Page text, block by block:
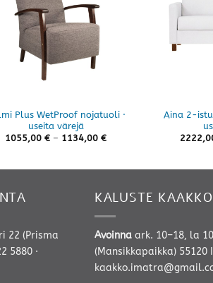
Plus WetProof nojatuoli ·
useita värejä
1055,00 € – 1134,00 €Hintaluokka:
Aina 2-
22 (Prisma
5880 ·
KALUSTE
Avoinnaark. 10–18, la
(Mansikkapaikka) 55120